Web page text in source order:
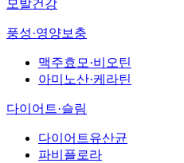
모발건강
풍성·영양보충
맥주효모·비오틴
아미노산·케라틴
다이어트·슬림
다이어트유산균
파비플로라